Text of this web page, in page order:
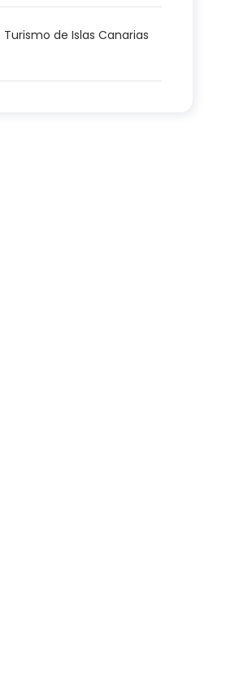
Turismo de Islas Canarias